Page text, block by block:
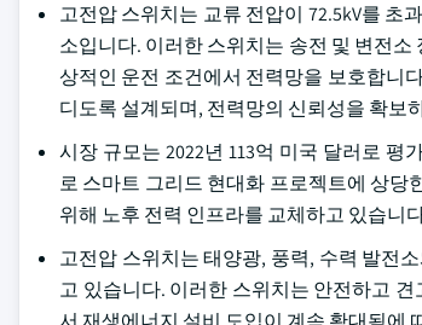
고전압 스위치는 교류 전압이 72.5kV를 초
소입니다. 이러한 스위치는 송전 및 변전
상적인 운전 조건에서 전력망을 보호합니
디도록 설계되며, 전력망의 신뢰성을 확보
시장 규모는 2022년 113억 미국 달러로 평
로 스마트 그리드 현대화 프로젝트에 상당
위해 노후 전력 인프라를 교체하고 있습니
고전압 스위치는 태양광, 풍력, 수력 발전
고 있습니다. 이러한 스위치는 안전하고